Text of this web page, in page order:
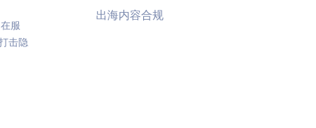
服
击隐
出海内容合规